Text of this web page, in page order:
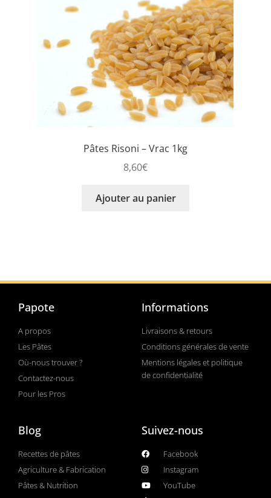
Pâtes Risoni – Vrac 1kg
8,60€
Ajouter au panier
Papote
A propos
Les Pâtes
Où-nous trouver ?
Contactez-nous
Pour les Pros
Informations
Livraisons & retours
Conditions générales de vente
Mentions légales et politique
de confidentialité
Blog
Recettes de pâtes
Agriculture & Fabrication
Pâtes & Nutrition
Suivez-nous
Facebook
Instagram
YouTube